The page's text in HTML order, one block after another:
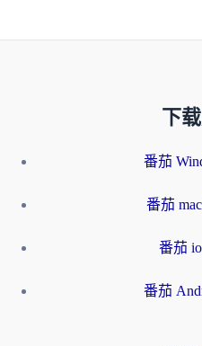
下
番茄
番茄
番茄
番茄